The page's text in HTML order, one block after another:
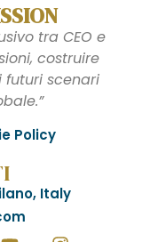
tra CEO e
costruire
futuri scenari
Policy
Italy